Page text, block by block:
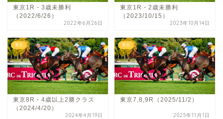
東京1R・3歳未勝利
（2022/6/26）
2022年6月26日
東京1R・2歳未勝利
（2023/10/15）
2023年10月14日
東京
東京8R・4歳以上2勝クラス
（2024/4/20）
2024年4月19日
東京
東京7,8,9R（2025/11/2）
2025年11月1日